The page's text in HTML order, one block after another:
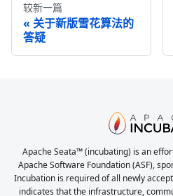
较新一篇
关于新版雪花算法的
答疑
Apache Seata™ (incubating) is an
Apache Software Foundation (ASF),
Incubation is required of all newly
indicates that the infrastructure,